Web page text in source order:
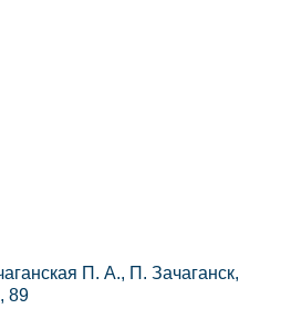
П. А., П. Зачаганск,
89